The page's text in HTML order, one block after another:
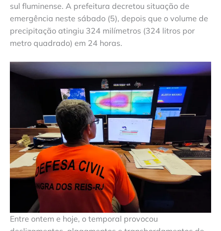
sul fluminense. A prefeitura decretou situação de
emergência neste sábado (5), depois que o volume de
precipitação atingiu 324 milímetros (324 litros por
metro quadrado) em 24 horas.
Entre ontem e hoje, o temporal provocou